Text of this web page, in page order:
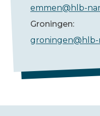
emmen@hlb-
Groningen:
groningen@hlb-